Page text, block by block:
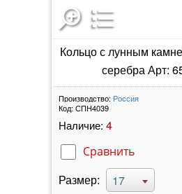
Кольцо с лунным
серебра Арт:
Производство: Россия
Код: СПН4039
Наличие: 4
Сравнить
Размер: 17